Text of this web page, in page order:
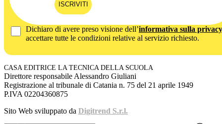
ISCRIVITI
Dichiaro di avere preso visione dell’informativa sulla privacy
accettare tutte le condizioni relative al servizio richiesto.
CASA EDITRICE LA TECNICA DELLA SCUOLA
Direttore responsabile Alessandro Giuliani
Registrazione al tribunale di Catania n. 75 del 21 aprile 1949
P.IVA 02204360875
Sito Web sviluppato da Digitrend S.r.l.